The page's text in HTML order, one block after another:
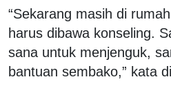
“Sekarang masih di
harus dibawa konseling.
sana untuk menjenguk,
bantuan sembako,” kata